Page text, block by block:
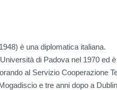
è una diplomatica italiana.
di Padova nel 1970 ed
al Servizio Cooperazione
e tre anni dopo a